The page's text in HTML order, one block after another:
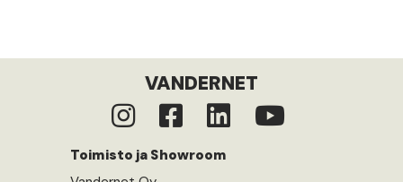
VANDERNET
Toimisto ja Showroom